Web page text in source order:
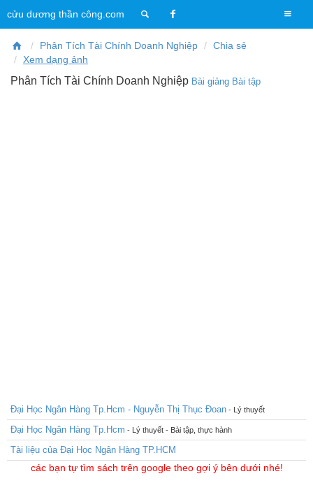
T
o
cửu dương thần công.com
Phân Tích Tài Chính Doanh Nghiệp
Chia sẻ
Xem dạng ảnh
Phân Tích Tài Chính Doanh Nghiệp Bài giảng Bài tập
Đại Học Ngân Hàng Tp.Hcm - Nguyễn Thị Thục Đoan - Lý thuyết
Đại Học Ngân Hàng Tp.Hcm - Lý thuyết - Bài tập, thực hành
Tài liệu của Đại Học Ngân Hàng TP.HCM
các bạn tự tìm sách trên google theo gợi ý bên dưới nhé!